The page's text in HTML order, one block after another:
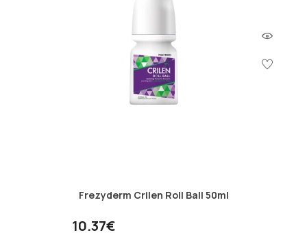
Frezyderm Crilen Roll Ball 50ml
10.37€